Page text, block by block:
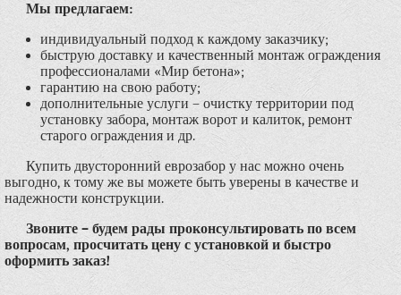
Мы предлагаем:
индивидуальный подход к каждому заказчику;
быструю доставку и качественный монтаж ограждения
профессионалами «Мир бетона»;
гарантию на свою работу;
дополнительные услуги – очистку территории под
установку забора, монтаж ворот и калиток, ремонт
старого ограждения и др.
Купить двусторонний еврозабор у нас можно очень
выгодно, к тому же вы можете быть уверены в качестве и
надежности конструкции.
Звоните – будем рады проконсультировать по всем
вопросам, просчитать цену с установкой и быстро
оформить заказ!